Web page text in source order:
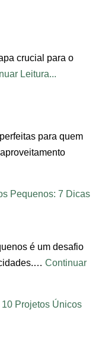
crucial para o
Leitura...
para quem
Pequenos: 7 Dicas
é um desafio
Continuar
Projetos Únicos